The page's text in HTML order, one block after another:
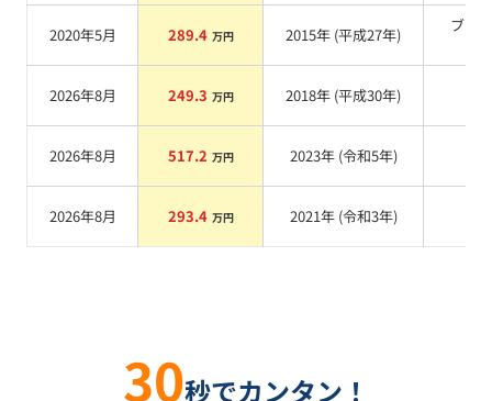
2020年5月 289.4 万円 2015年 (平成27年)
ブラ
2026年8月 249.3 万円 2018年 (平成30年)
2026年8月 517.2 万円 2023年 (令和5年)
2026年8月 293.4 万円 2021年 (令和3年)
30秒でカンタン！